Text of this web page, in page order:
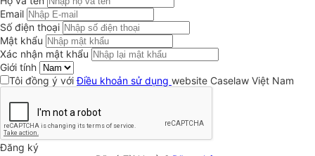
Email
Số điện thoại
Mật khẩu
Xác nhận mật khẩu
Giới tính
Tôi đồng ý vớiĐiều khoản sử dụng website Caselaw Việt Nam
Đăng ký